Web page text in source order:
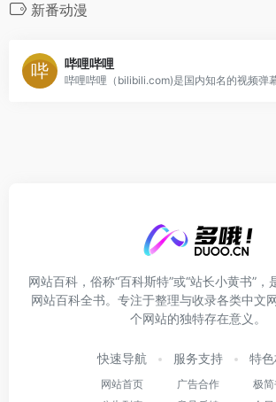
新番动漫
哔哩哔哩
网站百科，俗称“百科斯特”或“站长小黄书”，
网站百科全书。专注于整理与收录各类中文
个网站的独特存在意义。
快速导航
网站首页
服务支持
广告合作
特色
极